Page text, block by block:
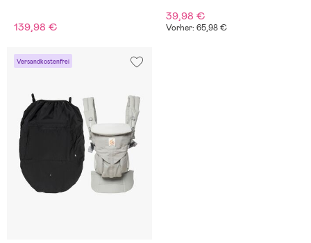
139,98 €
39,98 €
Vorher: 65,98 €
Versandkostenfrei